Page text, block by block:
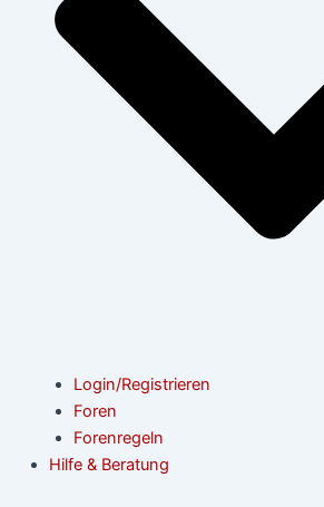
Login/Registrieren
Foren
Forenregeln
Hilfe & Beratung